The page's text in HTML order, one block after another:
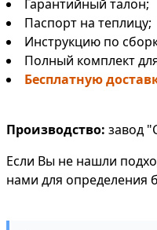
Гарантийный талон;
Паспорт на теплицу;
Инструкцию по
Полный комплект
Бесплатную
Производство: завод
Если Вы не нашли
нами для определения